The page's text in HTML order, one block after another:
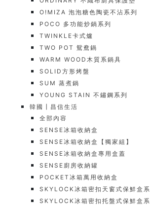
O!MIZA 泡泡糖色陶瓷不沾系列
POCO 多功能炒鍋系列
TWINKLE卡式爐
TWO POT 鴛鴦鍋
WARM WOOD木質系鍋具
SOLID方形烤盤
SUM 蒸煮鍋
YOUNG STAIN 不鏽鋼系列
韓國┃昌信生活
全部內容
SENSE冰箱收納盒
SENSE冰箱收納盒【獨家組】
SENSE冰箱收納盒專用盒蓋
SENSE廚房收納罐
POCKET冰箱萬用收納盒
SKYLOCK冰箱密扣天窗式保鮮盒
SKYLOCK冰箱密扣托盤式保鮮盒